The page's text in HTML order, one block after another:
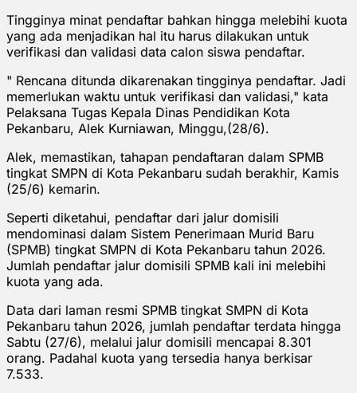
Tingginya minat pendaftar bahkan hingga melebihi kuota
yang ada menjadikan hal itu harus dilakukan untuk
verifikasi dan validasi data calon siswa pendaftar.
" Rencana ditunda dikarenakan tingginya pendaftar. Jadi
memerlukan waktu untuk verifikasi dan validasi," kata
Pelaksana Tugas Kepala Dinas Pendidikan Kota
Pekanbaru, Alek Kurniawan, Minggu,(28/6).
Alek, memastikan, tahapan pendaftaran dalam SPMB
tingkat SMPN di Kota Pekanbaru sudah berakhir, Kamis
(25/6) kemarin.
Seperti diketahui, pendaftar dari jalur domisili
mendominasi dalam Sistem Penerimaan Murid Baru
(SPMB) tingkat SMPN di Kota Pekanbaru tahun 2026.
Jumlah pendaftar jalur domisili SPMB kali ini melebihi
kuota yang ada.
Data dari laman resmi SPMB tingkat SMPN di Kota
Pekanbaru tahun 2026, jumlah pendaftar terdata hingga
Sabtu (27/6), melalui jalur domisili mencapai 8.301
orang. Padahal kuota yang tersedia hanya berkisar
7.533.